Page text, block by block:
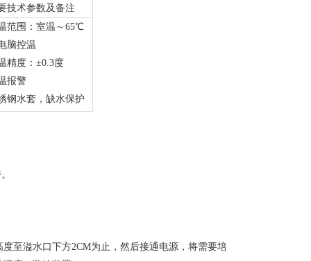
技术参数及备注
范围：室温～65℃
脑控温
精度：±0.3度
报警
钢水套，缺水保护
至溢水口下方2CM为止，然后接通电源，将需要培